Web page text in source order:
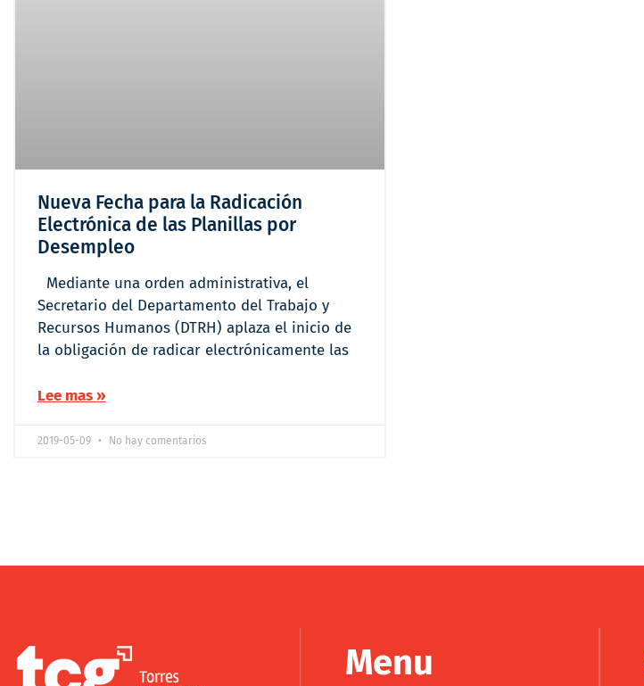
Nueva Fecha para la Radicación
Electrónica de las Planillas por
Desempleo
Mediante una orden administrativa, el
Secretario del Departamento del Trabajo y
Recursos Humanos (DTRH) aplaza el inicio de
la obligación de radicar electrónicamente las
Lee mas »
2019-05-09 No hay comentarios
Menu